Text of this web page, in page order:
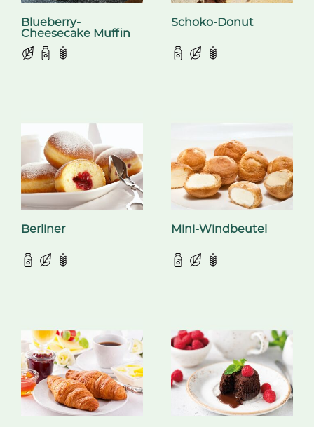
Blueberry-
Cheesecake Muffin
Schoko-Donut
Berliner Mini-Windbeutel